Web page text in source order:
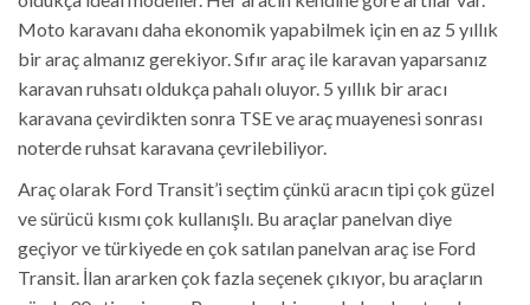
Moto karavanı daha ekonomik yapabilmek için en az 5 yıllık
bir araç almanız gerekiyor. Sıfır araç ile karavan yaparsanız
karavan ruhsatı oldukça pahalı oluyor. 5 yıllık bir aracı
karavana çevirdikten sonra TSE ve araç muayenesi sonrası
noterde ruhsat karavana çevrilebiliyor.
Araç olarak Ford Transit’i seçtim çünkü aracın tipi çok güzel
ve sürücü kısmı çok kullanışlı. Bu araçlar panelvan diye
geçiyor ve türkiyede en çok satılan panelvan araç ise Ford
Transit. İlan ararken çok fazla seçenek çıkıyor, bu araçların